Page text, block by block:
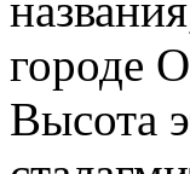
городе
Высота